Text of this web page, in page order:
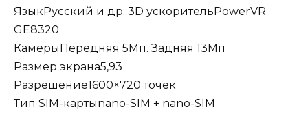
ЯзыкРусский и др. 3D ускорительPowerVR
GE8320
КамерыПередняя 5Мп. Задняя 13Мп
Размер экрана5,93
Разрешение1600×720 точек
Тип SIM-картыnano-SIM + nano-SIM